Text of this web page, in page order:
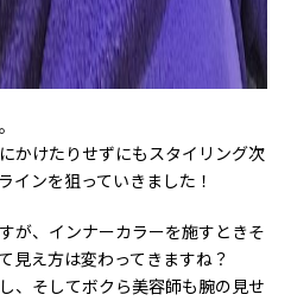
かけたりせずにもスタイリング次
インを狙っていきました！
が、インナーカラーを施すときそ
見え方は変わってきますね？
、そしてボクら美容師も腕の見せ